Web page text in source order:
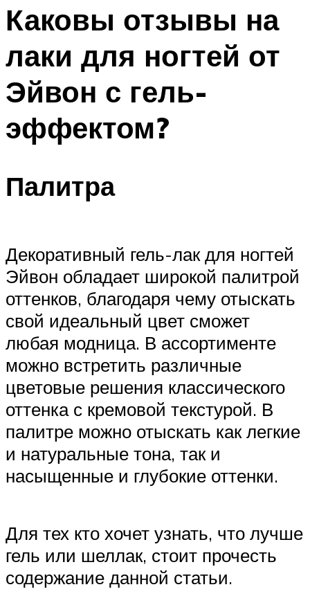
Каковы отзывы на
лаки для ногтей от
Эйвон с гель-
эффектом?
Палитра
Декоративный гель-лак для ногтей
Эйвон обладает широкой палитрой
оттенков, благодаря чему отыскать
свой идеальный цвет сможет
любая модница. В ассортименте
можно встретить различные
цветовые решения классического
оттенка с кремовой текстурой. В
палитре можно отыскать как легкие
и натуральные тона, так и
насыщенные и глубокие оттенки.
Для тех кто хочет узнать, что лучше
гель или шеллак, стоит прочесть
содержание данной статьи.